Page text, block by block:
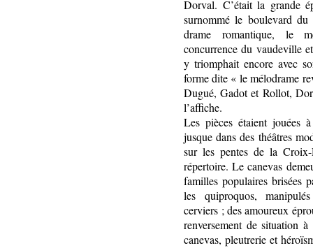
Dorval. C’était la grande
surnommé le boulevard
drame romantique, le
concurrence du vaudeville
y triomphait encore avec
forme dite « le mélodrame
Dugué, Gadot et Rollot,
l’affiche.
Les pièces étaient jouées
jusque dans des théâtres
sur les pentes de la
répertoire. Le canevas
familles populaires brisées
les quiproquos,
cerviers ; des amoureux
renversement de situation
canevas, pleutrerie et